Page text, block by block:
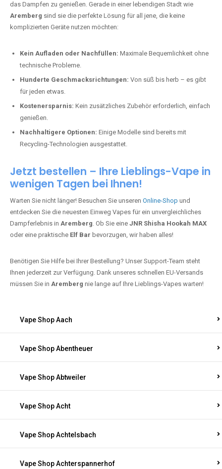
das Dampfen zu genießen. Gerade in einer lebendigen Stadt wie
Aremberg sind sie die perfekte Lösung für all jene, die keine
komplizierten Geräte nutzen möchten:
Kein Aufladen oder Nachfüllen: Maximale Bequemlichkeit ohne
technische Probleme.
Hunderte Geschmacksrichtungen: Von süß bis herb – es gibt
für jeden etwas.
Kostenersparnis: Kein zusätzliches Zubehör erforderlich, einfach
genießen.
Nachhaltigere Optionen: Einige Modelle sind bereits mit
Recycling-Technologien ausgestattet.
Jetzt bestellen – Ihre Lieblings-Vape in
wenigen Tagen bei Ihnen!
Warten Sie nicht länger! Besuchen Sie unseren Online-Shop und
entdecken Sie die neuesten Einweg Vapes für ein unvergleichliches
Dampferlebnis in Aremberg. Ob Sie eine JNR Shisha Hookah MAX
oder eine praktische Elf Bar bevorzugen, wir haben alles!
Benötigen Sie Hilfe bei Ihrer Bestellung? Unser Support-Team steht
Ihnen jederzeit zur Verfügung. Dank unseres schnellen EU-Versands
müssen Sie in Aremberg nie lange auf Ihre Lieblings-Vapes warten!
Vape Shop Aach
Vape Shop Abentheuer
Vape Shop Abtweiler
Vape Shop Acht
Vape Shop Achtelsbach
Vape Shop Achterspannerhof